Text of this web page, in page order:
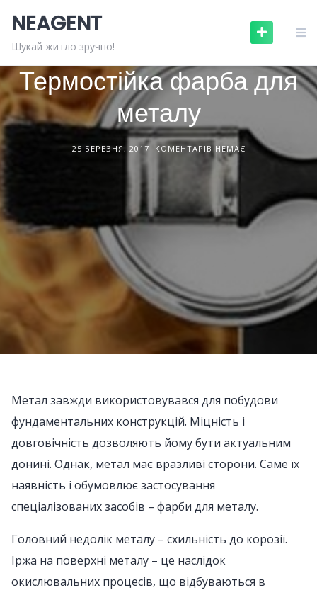
content
NEAGENT
Шукай житло зручно!БУДІВЕЛЬНІ МАТЕРІАЛИ
Термостійка фарба для
металу
25 БЕРЕЗНЯ, 2017 КОМЕНТАРІВ НЕМАЄ
Метал завжди використовувався для побудови
фундаментальних конструкцій. Міцність і
довговічність дозволяють йому бути актуальним
донині. Однак, метал має вразливі сторони. Саме їх
наявність і обумовлює застосування
спеціалізованих засобів – фарби для металу.
Головний недолік металу – схильність до корозії.
Іржа на поверхні металу – це наслідок
окислювальних процесів, що відбуваються в